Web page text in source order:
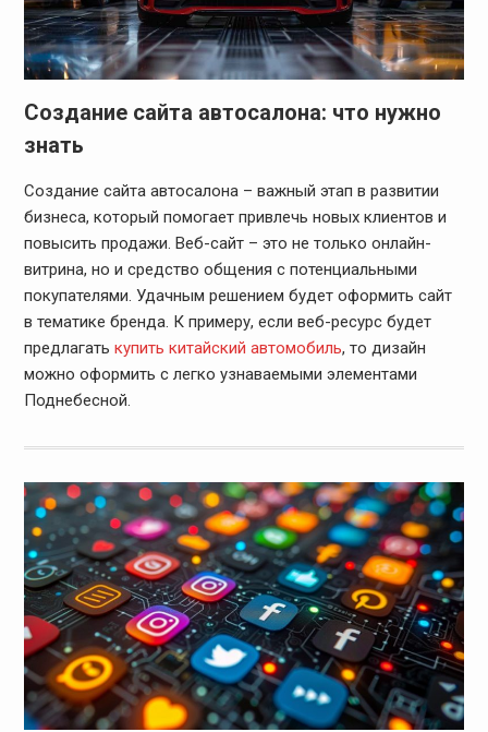
Создание сайта автосалона: что нужно
знать
Создание сайта автосалона – важный этап в развитии
бизнеса, который помогает привлечь новых клиентов и
повысить продажи. Веб-сайт – это не только онлайн-
витрина, но и средство общения с потенциальными
покупателями. Удачным решением будет оформить сайт
в тематике бренда. К примеру, если веб-ресурс будет
предлагать купить китайский автомобиль, то дизайн
можно оформить с легко узнаваемыми элементами
Поднебесной.